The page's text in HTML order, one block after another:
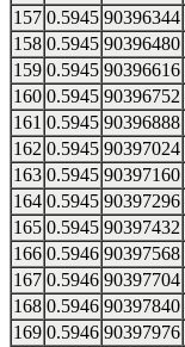
157 0.5945 90396344
158 0.5945 90396480
159 0.5945 90396616
160 0.5945 90396752
161 0.5945 90396888
162 0.5945 90397024
163 0.5945 90397160
164 0.5945 90397296
165 0.5945 90397432
166 0.5946 90397568
167 0.5946 90397704
168 0.5946 90397840
169 0.5946 90397976